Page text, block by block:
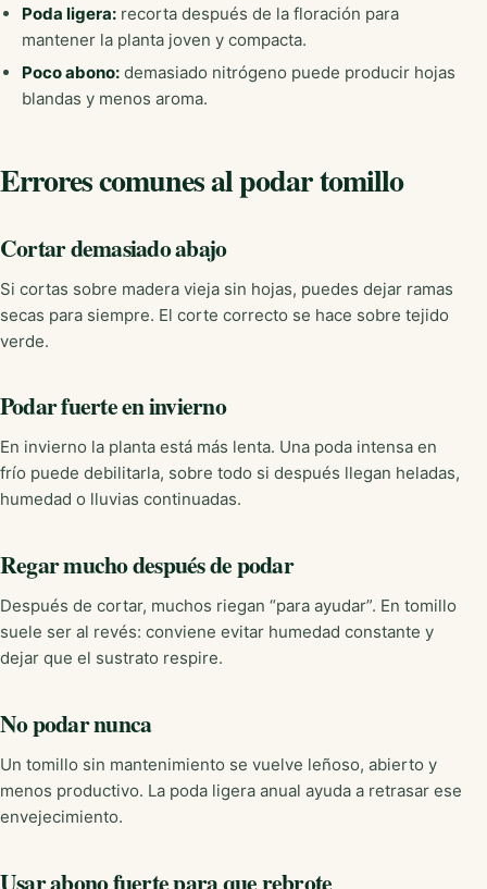
Poda ligera:recorta después de la floración para
mantener la planta joven y compacta.
Poco abono:demasiado nitrógeno puede producir hojas
blandas y menos aroma.
Errores comunes al podar tomillo
Cortar demasiado abajo
Si cortas sobre madera vieja sin hojas, puedes dejar ramas
secas para siempre. El corte correcto se hace sobre tejido
verde.
Podar fuerte en invierno
En invierno la planta está más lenta. Una poda intensa en
frío puede debilitarla, sobre todo si después llegan heladas,
humedad o lluvias continuadas.
Regar mucho después de podar
Después de cortar, muchos riegan “para ayudar”. En tomillo
suele ser al revés: conviene evitar humedad constante y
dejar que el sustrato respire.
No podar nunca
Un tomillo sin mantenimiento se vuelve leñoso, abierto y
menos productivo. La poda ligera anual ayuda a retrasar ese
envejecimiento.
Usar abono fuerte para que rebrote